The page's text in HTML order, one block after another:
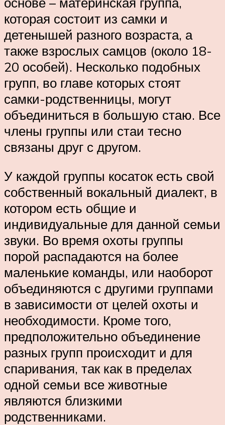
которая состоит из самки и
детенышей разного возраста, а
также взрослых самцов (около 18-
20 особей). Несколько подобных
групп, во главе которых стоят
самки-родственницы, могут
объединиться в большую стаю. Все
члены группы или стаи тесно
связаны друг с другом.
У каждой группы косаток есть свой
собственный вокальный диалект, в
котором есть общие и
индивидуальные для данной семьи
звуки. Во время охоты группы
порой распадаются на более
маленькие команды, или наоборот
объединяются с другими группами
в зависимости от целей охоты и
необходимости. Кроме того,
предположительно объединение
разных групп происходит и для
спаривания, так как в пределах
одной семьи все животные
являются близкими
родственниками.